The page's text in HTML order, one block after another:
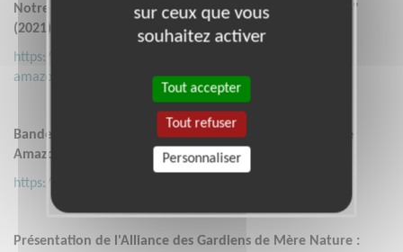
Notre web-série documentaire "Protégeons l'Amazonie"
(2021) :
https://planeteamazone.org/actualites/planete-
amazone/replay-protegeons-l-amazonie-4-episodes/
Bande annonce du film Terra Libre, produit par Planète
Amazone :
https://youtu.be/LzvFZHE-wYM?si=OnLDKvJW6vmxML__
Présentation de l'Alliance des Gardiens de Mère Nature :
sur ceux que vous
souhaitez activer
Tout accepter
Tout refuser
Personnaliser